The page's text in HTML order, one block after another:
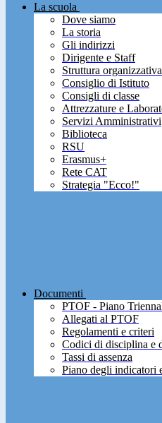
La scuola
Dove siamo
La storia
Gli indirizzi
Dirigente e Staff
Struttura organizzativa
Consiglio di Istituto
Consigli di classe
Attrezzature e
Servizi Amministrativi
Biblioteca
RSU
Erasmus+
Rete CAT
Strategia "Ecco!"
Documenti
PTOF - Piano
Allegati al PTOF
Regolamenti e criteri
Codici di disciplina e
Tassi di assenza
Piano degli indicatori